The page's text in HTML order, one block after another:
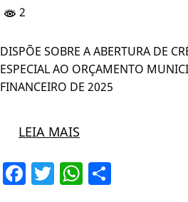
2
DISPÕE SOBRE A ABERTURA DE
ESPECIAL AO ORÇAMENTO
FINANCEIRO DE 2025
LEIA MAIS
Facebook
TwitterWhatsApp